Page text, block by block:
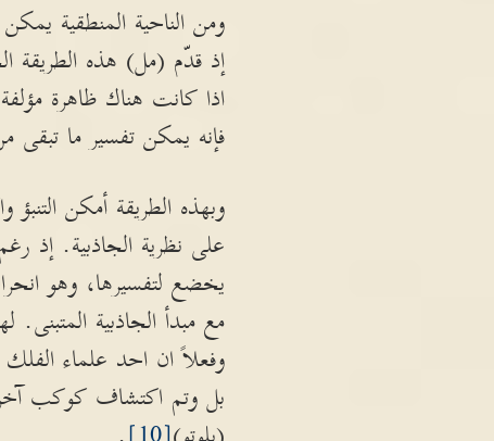
ومن الناحية المنطقية
إذ قدّم (مل) هذه الطريقة
اذا كانت هناك ظاهرة
فإنه يمكن تفسير ما تبقى
وبهذه الطريقة أمكن
على نظرية الجاذبية. إذ
يخضع لتفسيرها، وهو
مع مبدأ الجاذبية
وفعلاً ان احد علماء
بل وتم اكتشاف كوكب